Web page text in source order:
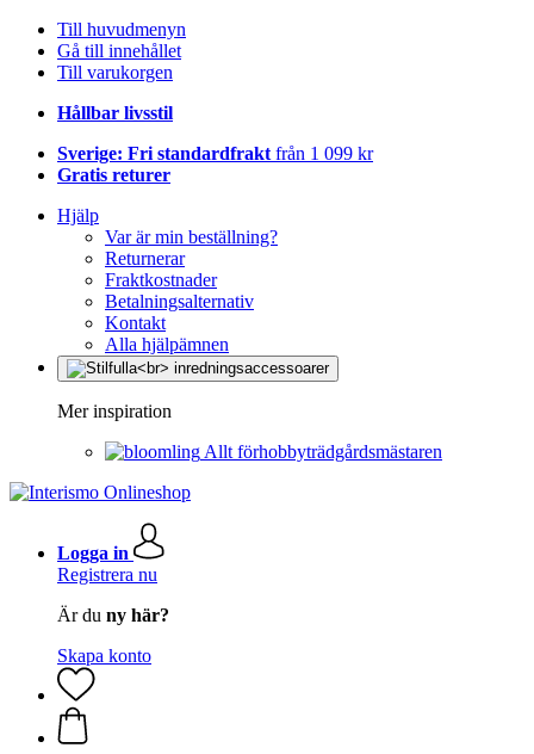
Till huvudmenyn
Gå till innehållet
Till varukorgen
Hållbar livsstil
Sverige: Fri standardfrakt från 1 099 kr
Gratis returer
Hjälp
Var är min beställning?
Returnerar
Fraktkostnader
Betalningsalternativ
Kontakt
Alla hjälpämnen
Mer inspiration
Allt förhobbyträdgårdsmästaren
Logga in
Registrera nu
Är du ny här?
Skapa konto